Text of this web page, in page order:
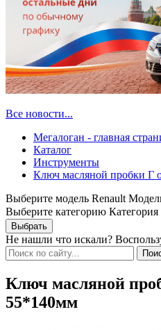
Все новости...
Мегалоган - главная
Каталог
Инструменты
Ключ масляной пробки Г
Выберите модель Renault
Выберите категорию Категория
Не нашли что искали?
Ключ масляной
55*140мм